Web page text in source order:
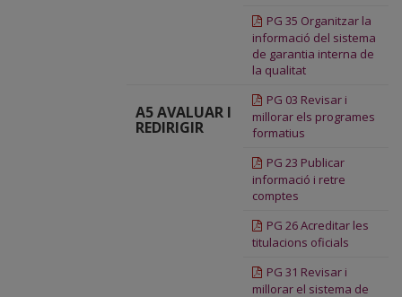
PG 35 Organitzar la
informació del sistema
de garantia interna de
la qualitat
A5 AVALUAR I
REDIRIGIR
PG 03 Revisar i
millorar els programes
formatius
PG 23 Publicar
informació i retre
comptes
PG 26 Acreditar les
titulacions oficials
PG 31 Revisar i
millorar el sistema de